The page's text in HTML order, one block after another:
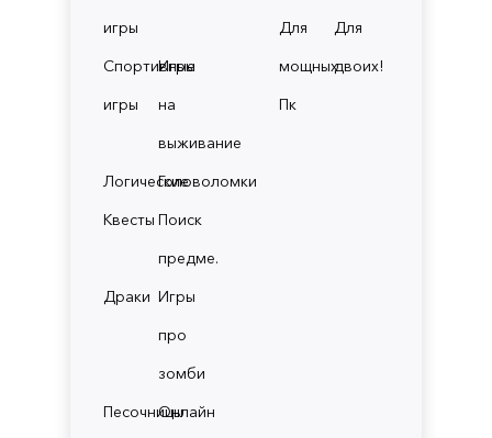
игры
Спортивные
игры
Игры
на
выживание
ЛогическиеГоловоломки
Квесты Поиск
предме.
Драки Игры
про
зомби
ПесочницыОнлайн
Для
мощных
Пк
Для
двоих!